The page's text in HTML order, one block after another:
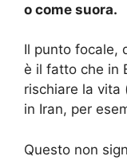
o come suora.
Il punto focale,
è il fatto che in
rischiare la vita
in Iran, per
Questo non